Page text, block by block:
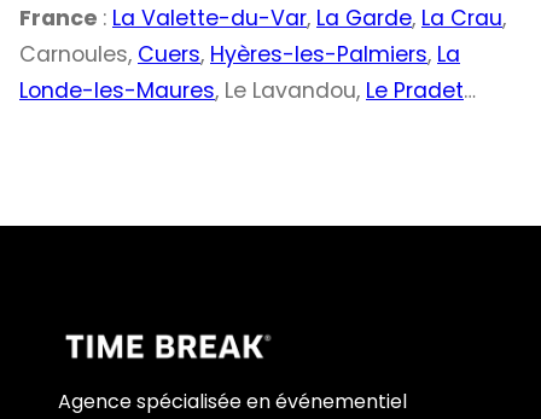
France : La Valette-du-Var, La Garde, La Crau,
Carnoules, Cuers, Hyères-les-Palmiers, La
Londe-les-Maures, Le Lavandou, Le Pradet…
Agence spécialisée en événementiel